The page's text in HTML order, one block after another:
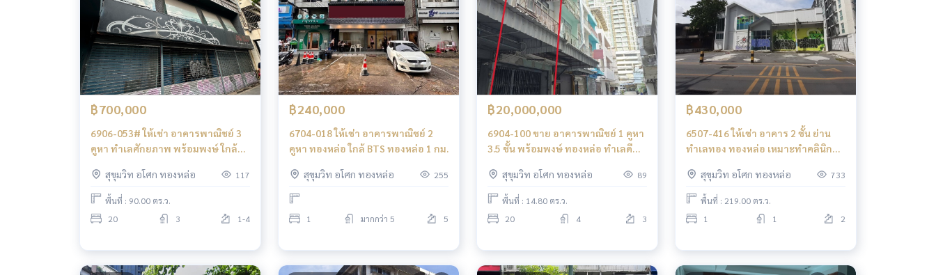
฿700,000
6906-053# ให้เช่า อาคารพาณิชย์ 3
คูหา ทำเลศักยภาพ พร้อมพงษ์ ใกล้
สุขุมวิท อโศก ทองหล่อ
117
พื้นที่ : 90.00 ตร.ว.
20
3 1-4
฿240,000
6704-018 ให้เช่า อาคารพาณิชย์ 2
คูหา ทองหล่อ ใกล้ BTS ทองหล่อ 1 กม.
สุขุมวิท อโศก ทองหล่อ 255
1 มากกว่า 5 5
฿20,000,000
6904-100 ขาย อาคารพาณิชย์ 1 คูหา
3.5 ชั้น พร้อมพงษ์ ทองหล่อ ทำเลดี
สุขุมวิท อโศก ทองหล่อ
89
พื้นที่ : 14.80 ตร.ว.
20
4 3
฿430,000
6507-416 ให้เช่า อาคาร 2 ชั้น ย่าน
ทำเลทอง ทองหล่อ เหมาะทำคลินิก
สุขุมวิท อโศก ทองหล่อ
733
พื้นที่ : 219.00 ตร.ว.
1
1 2